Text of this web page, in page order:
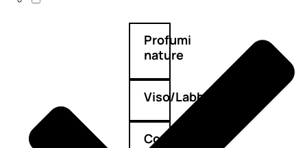
Profumi
nature
Viso/Labbra/Occhi
Corpo